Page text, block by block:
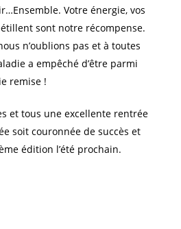
Votre énergie, vos
sont notre récompense.
n’oublions pas et à toutes
a empêché d’être parmi
remise !
et tous une excellente rentrée
soit couronnée de succès et
édition l’été prochain.